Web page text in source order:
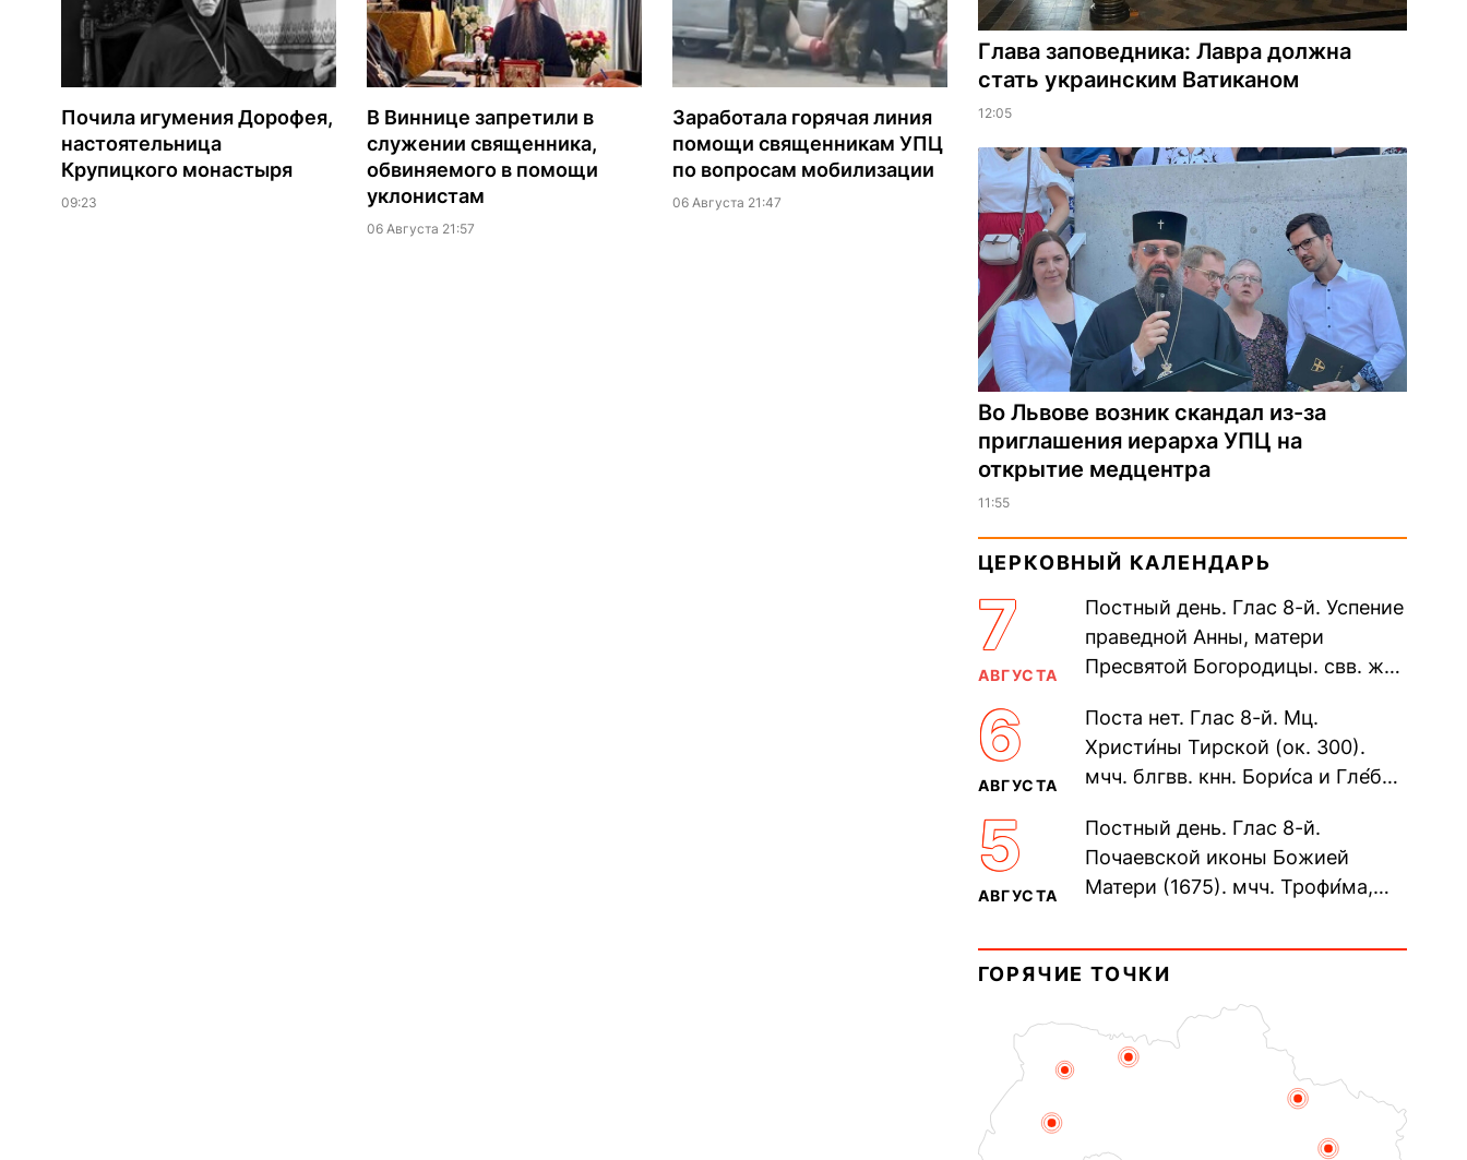
Почила игумения Дорофея,
настоятельница
Крупицкого монастыря
09:23
В Виннице запретили в
служении священника,
обвиняемого в помощи
уклонистам
06 Августа 21:57
Заработала горячая линия
помощи священникам УПЦ
по вопросам мобилизации
06 Августа 21:47
Глава заповедника: Лавра должна
стать украинским Ватиканом
12:05
Во Львове возник скандал из-за
приглашения иерарха УПЦ на
открытие медцентра
11:55
ЦЕРКОВНЫЙ КАЛЕНДАРЬ
7
АВГУСТА
Постный день. Глас 8-й. Успение
праведной Анны, матери
Пресвятой Богородицы. свв. жен
прп. Евпракси́и девы,...
6
АВГУСТА
Поста нет. Глас 8-й. Мц.
Христи́ны Тирской (ок. 300).
мчч. блгвв. кнн. Бори́са и Гле́ба,
Дави́да (1015). Прп....
5
АВГУСТА
Постный день. Глас 8-й.
Почаевской иконы Божией
Матери (1675). мчч. Трофи́ма,
мучеников (284–305). прав.
воина Фео́дора...
ГОРЯЧИЕ ТОЧКИ